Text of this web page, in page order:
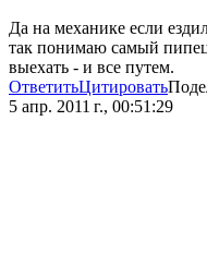
Да на механике если
так понимаю самый пипец
выехать - и все путем.
ОтветитьЦитировать
5 апр. 2011 г., 00:51:29